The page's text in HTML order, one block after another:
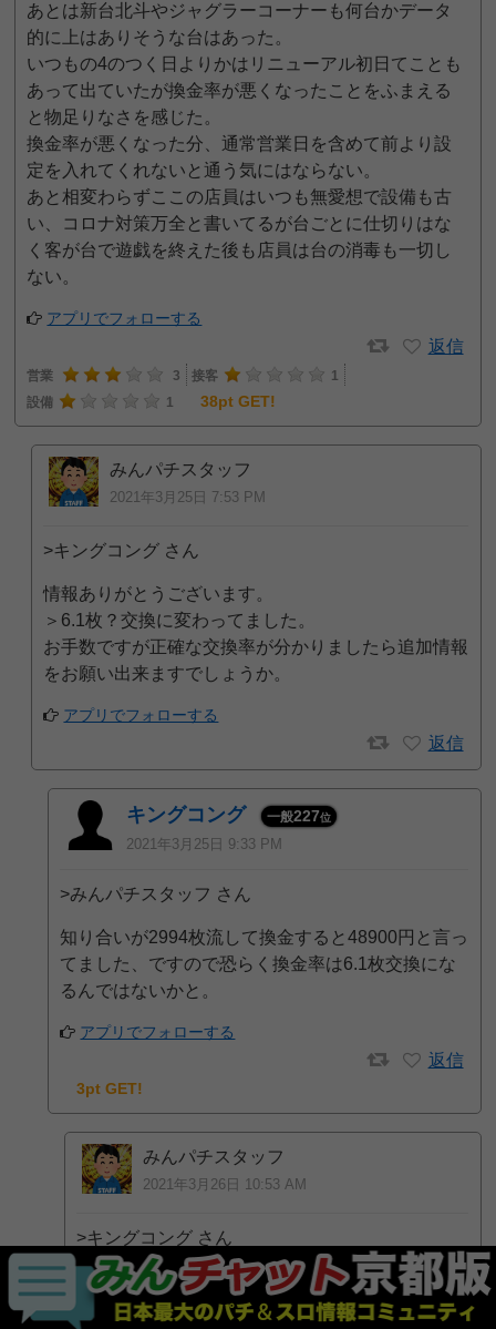
あとは新台北斗やジャグラーコーナーも何台かデータ
的に上はありそうな台はあった。
いつもの4のつく日よりかはリニューアル初日てことも
あって出ていたが換金率が悪くなったことをふまえる
と物足りなさを感じた。
換金率が悪くなった分、通常営業日を含めて前より設
定を入れてくれないと通う気にはならない。
あと相変わらずここの店員はいつも無愛想で設備も古
い、コロナ対策万全と書いてるが台ごとに仕切りはな
く客が台で遊戯を終えた後も店員は台の消毒も一切し
ない。
アプリでフォローする
返信
営業 3 接客
1
設備
1 38pt GET!
みんパチスタッフ
2021年3月25日 7:53 PM
>キングコング さん
情報ありがとうございます。
＞6.1枚？交換に変わってました。
お手数ですが正確な交換率が分かりましたら追加情報
をお願い出来ますでしょうか。
アプリでフォローする
返信
キングコング 一般227位
2021年3月25日 9:33 PM
>みんパチスタッフ さん
知り合いが2994枚流して換金すると48900円と言っ
てました、ですので恐らく換金率は6.1枚交換にな
るんではないかと。
アプリでフォローする
返信
3pt GET!
みんパチスタッフ
2021年3月26日 10:53 AM
>キングコング さん
承知いたしました。
追加情報ありがとうございます。